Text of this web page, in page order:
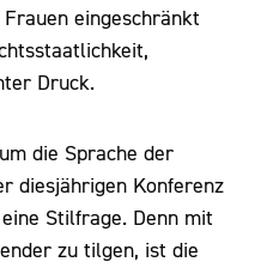
eingeschränkt
Druck.
die Sprache der
diesjährigen Konferenz
Stilfrage. Denn mit
zu tilgen, ist die